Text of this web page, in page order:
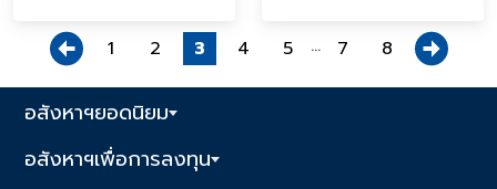
1 2 3 4 5 ... 7 8
อสังหาฯยอดนิยม
อสังหาฯเพื่อการลงทุน